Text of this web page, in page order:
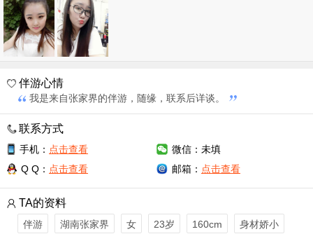
伴游心情
我是来自张家界的伴游，随缘，联系后详谈。
联系方式
手机： 点击查看
微信：未填
Q Q： 点击查看 邮箱： 点击查看
TA的资料
伴游 湖南张家界 女 23岁 160cm 身材娇小